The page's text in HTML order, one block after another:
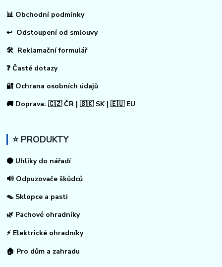
📊 Obchodní podmínky
↩ Odstoupení od smlouvy
🛠 Reklamační formulář
❓ Časté dotazy
🔐 Ochrana osobních údajů
🚚 Doprava: 🇨🇿 ČR | 🇸🇰 SK | 🇪🇺 EU
⭐ PRODUKTY
⚫ Uhlíky do nářadí
🔊 Odpuzovače škůdců
🪤 Sklopce a pasti
🌿 Pachové ohradníky
⚡ Elektrické ohradníky
🏠 Pro dům a zahradu